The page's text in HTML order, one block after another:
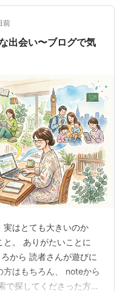
前
出会い〜ブログで気
実はとても大きいのか
。 ありがたいことに
から 読者さんが遊びに
はもちろん、 noteから
で探してくださった方。